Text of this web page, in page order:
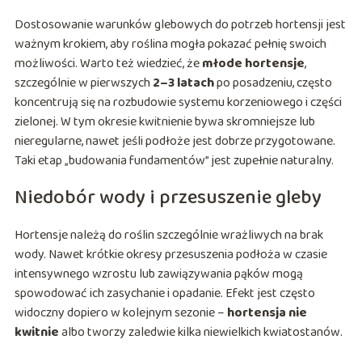
Dostosowanie warunków glebowych do potrzeb hortensji jest
ważnym krokiem, aby roślina mogła pokazać pełnię swoich
możliwości. Warto też wiedzieć, żemłode hortensje,
szczególnie w pierwszych2–3 latachpo posadzeniu, często
koncentrują się na rozbudowie systemu korzeniowego i części
zielonej. W tym okresie kwitnienie bywa skromniejsze lub
nieregularne, nawet jeśli podłoże jest dobrze przygotowane.
Taki etap „budowania fundamentów” jest zupełnie naturalny.
Niedobór wody i przesuszenie gleby
Hortensje należą do roślin szczególnie wrażliwych na brak
wody. Nawet krótkie okresy przesuszenia podłoża w czasie
intensywnego wzrostu lub zawiązywania pąków mogą
spowodować ich zasychanie i opadanie. Efekt jest często
widoczny dopiero w kolejnym sezonie – hortensja nie
kwitniealbo tworzy zaledwie kilka niewielkich kwiatostanów.